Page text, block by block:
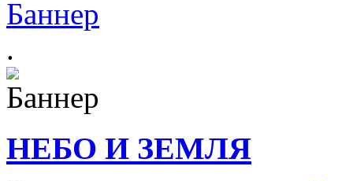
.
НЕБО И ЗЕМЛЯ